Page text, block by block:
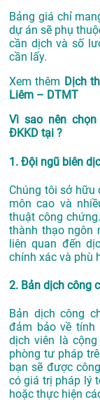
Bảng giá chỉ
dự án sẽ phụ
cần dịch và số
cần lấy.
Xem thêm Dịch
Liêm – DTMT
Vì sao nên
ĐKKD tại ?
1. Đội ngũ biên
Chúng tôi sở hữu
môn cao và
thuật công
thành thạo ngôn
liên quan đến
chính xác và phù
2. Bản dịch công
Bản dịch công
đảm bảo về tính
dịch viên là
phòng tư pháp
bạn sẽ được
có giá trị pháp lý
hoặc thực hiện